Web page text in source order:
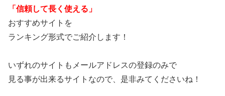
「信頼して長く使える」
おすすめサイトを
ランキング形式でご紹介します！
いずれのサイトもメールアドレスの登録のみで
見る事が出来るサイトなので、是非みてくださいね！